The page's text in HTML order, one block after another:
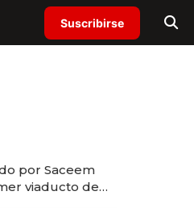
Suscribirse
por Saceem
viaducto de